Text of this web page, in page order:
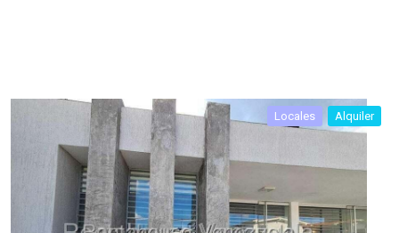
Locales Alquiler